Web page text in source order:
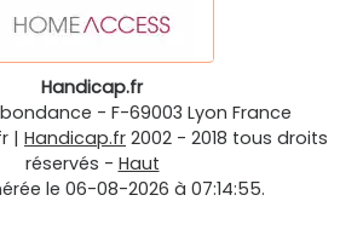
Handicap.fr
- F-69003 Lyon France
| Handicap.fr 2002 - 2018 tous droits
réservés - Haut
le 06-08-2026 à 07:14:55.